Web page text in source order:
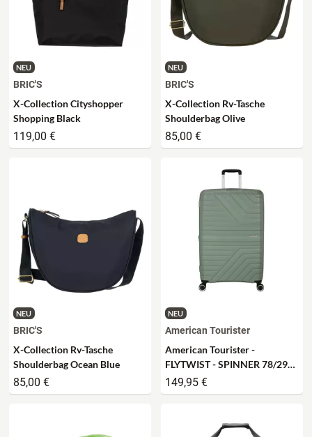
NEU
BRIC'S
X-Collection Cityshopper
Shopping Black
119,00 €
NEU
BRIC'S
X-Collection Rv-Tasche
Shoulderbag Olive
85,00 €
NEU
BRIC'S
X-Collection Rv-Tasche
Shoulderbag Ocean Blue
85,00 €
NEU
American Tourister
American Tourister -
FLYTWIST - SPINNER 78/29
TSA EXP - botanic green
149,95 €